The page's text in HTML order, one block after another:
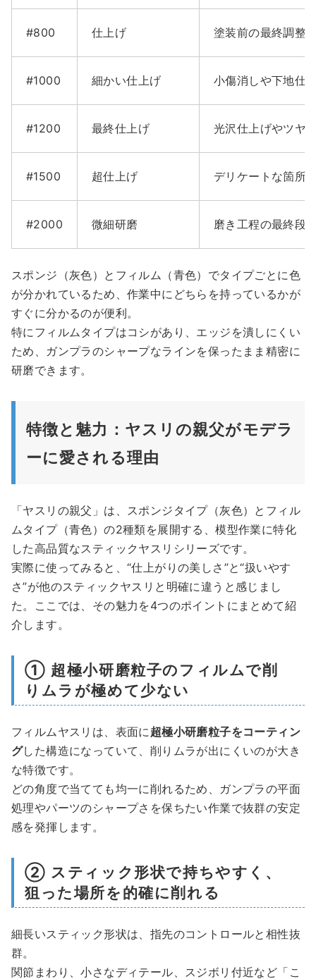
#800 仕上げ 塗装前の最終調整
#1000 細かい仕上げ 小傷消しや下地仕
#1200 最終仕上げ 光沢仕上げやツヤ
#1500 超仕上げ デリケートな箇所
#2000 微細研磨 磨き工程の最終段
スポンジ（灰色）とフィルム（青色）でタイプごとに色
が分かれているため、作業中にどちらを持っているかが
すぐに分かるのが便利。
特にフィルムタイプはコシがあり、エッジを潰しにくい
ため、ガンプラのシャープなラインを保ったまま精密に
研磨できます。
特徴と魅力：ヤスリの親父がモデラ
ーに愛される理由
「ヤスリの親父」は、スポンジタイプ（灰色）とフィル
ムタイプ（青色）の2種類を展開する、模型作業に特化
した高品質なスティックヤスリシリーズです。
実際に使ってみると、“仕上がりの美しさ”と“扱いやす
さ”が他のスティックヤスリと明確に違うと感じまし
た。ここでは、その魅力を4つのポイントにまとめて紹
介します。
① 超極小研磨粒子のフィルムで削
りムラが極めて少ない
フィルムヤスリは、表面に超極小研磨粒子をコーティン
グした構造になっていて、削りムラが出にくいのが大き
な特徴です。
どの角度で当てても均一に削れるため、ガンプラの平面
処理やパーツのシャープさを保ちたい作業で抜群の安定
感を発揮します。
② スティック形状で持ちやすく、
狙った場所を的確に削れる
細長いスティック形状は、指先のコントロールと相性抜
群。
関節まわり、小さなディテール、スジボリ付近など「こ